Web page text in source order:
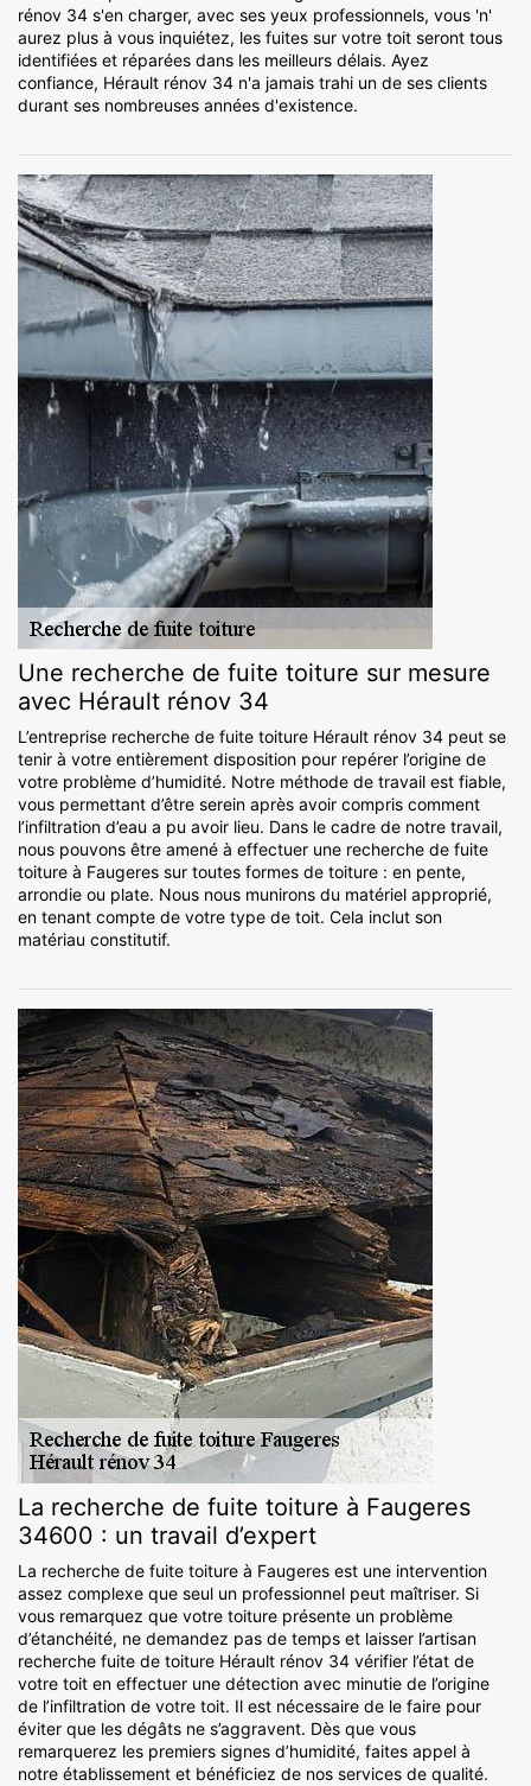
rénov 34 s'en charger, avec ses yeux professionnels, vous 'n'
aurez plus à vous inquiétez, les fuites sur votre toit seront tous
identifiées et réparées dans les meilleurs délais. Ayez
confiance, Hérault rénov 34 n'a jamais trahi un de ses clients
durant ses nombreuses années d'existence.
Une recherche de fuite toiture sur mesure
avec Hérault rénov 34
L’entreprise recherche de fuite toiture Hérault rénov 34 peut se
tenir à votre entièrement disposition pour repérer l’origine de
votre problème d’humidité. Notre méthode de travail est fiable,
vous permettant d’être serein après avoir compris comment
l’infiltration d’eau a pu avoir lieu. Dans le cadre de notre travail,
nous pouvons être amené à effectuer une recherche de fuite
toiture à Faugeres sur toutes formes de toiture : en pente,
arrondie ou plate. Nous nous munirons du matériel approprié,
en tenant compte de votre type de toit. Cela inclut son
matériau constitutif.
La recherche de fuite toiture à Faugeres
34600 : un travail d’expert
La recherche de fuite toiture à Faugeres est une intervention
assez complexe que seul un professionnel peut maîtriser. Si
vous remarquez que votre toiture présente un problème
d’étanchéité, ne demandez pas de temps et laisser l’artisan
recherche fuite de toiture Hérault rénov 34 vérifier l’état de
votre toit en effectuer une détection avec minutie de l’origine
de l’infiltration de votre toit. Il est nécessaire de le faire pour
éviter que les dégâts ne s’aggravent. Dès que vous
remarquerez les premiers signes d’humidité, faites appel à
notre établissement et bénéficiez de nos services de qualité.